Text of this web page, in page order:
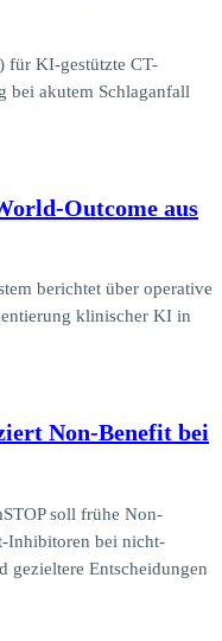
für KI-gestützte CT-
bei akutem Schlaganfall
Outcome aus
berichtet über operative
klinischer KI in
Non-Benefit bei
soll frühe Non-
Inhibitoren bei nicht-
gezieltere Entscheidungen